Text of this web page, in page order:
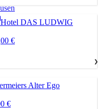
Hotel DAS LUDWIG
€
Alter Ego
€
❯